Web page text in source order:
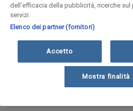
dell’efficacia della pubblicità, ricerche
servizi.
Elenco dei partner (fornitori)
Accetto
Mostra finalità